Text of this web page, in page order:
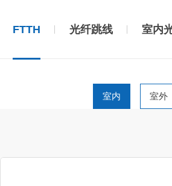
FTTH 光纤跳线 室内
室内 室外